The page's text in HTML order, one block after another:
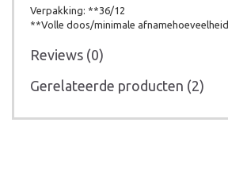
Verpakking: **36/12
**Volle doos/minimale afnamehoeveelheid
Reviews (0)
Gerelateerde producten (2)